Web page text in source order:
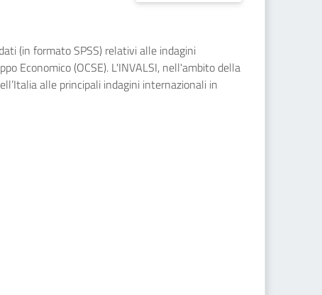
(in formato SPSS) relativi alle indagini
Economico (OCSE). L'INVALSI, nell'ambito della
alle principali indagini internazionali in